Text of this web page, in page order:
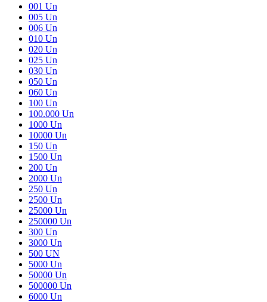
001 Un
005 Un
006 Un
010 Un
020 Un
025 Un
030 Un
050 Un
060 Un
100 Un
100.000 Un
1000 Un
10000 Un
150 Un
1500 Un
200 Un
2000 Un
250 Un
2500 Un
25000 Un
250000 Un
300 Un
3000 Un
500 UN
5000 Un
50000 Un
500000 Un
6000 Un